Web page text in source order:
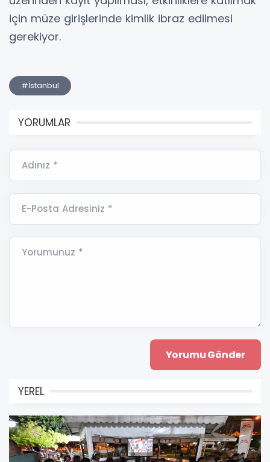
için müze girişlerinde kimlik ibraz edilmesi
gerekiyor.
#İstanbul
YORUMLAR
Adınız *
E-Posta Adresiniz *
Yorumunuz *
YEREL